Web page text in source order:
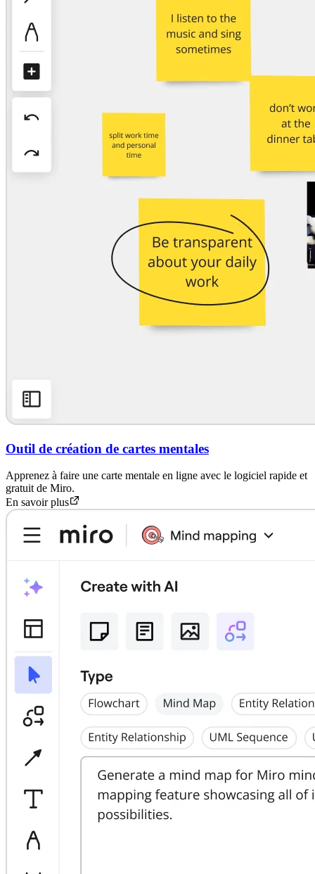
Outil de création de cartes mentales
Apprenez à faire une carte mentale en ligne avec le logiciel rapide et
gratuit de Miro.
En savoir plus